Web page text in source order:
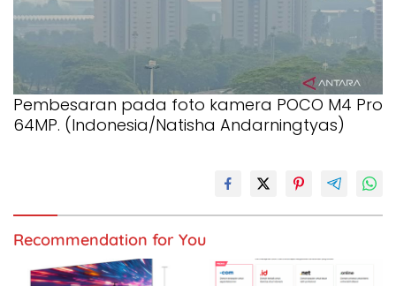
Pembesaran pada foto kamera POCO M4 Pro
64MP. (Indonesia/Natisha Andarningtyas)
Recommendation for You